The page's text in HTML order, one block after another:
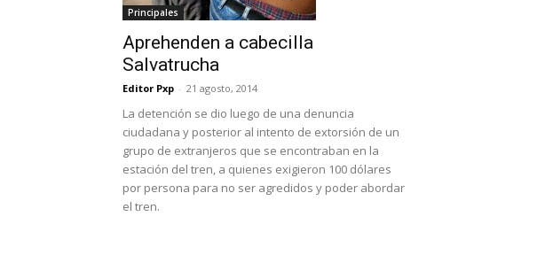
Principales
Aprehenden a cabecilla
Salvatrucha
Editor Pxp - 21 agosto, 2014
La detención se dio luego de una denuncia
ciudadana y posterior al intento de extorsión de un
grupo de extranjeros que se encontraban en la
estación del tren, a quienes exigieron 100 dólares
por persona para no ser agredidos y poder abordar
el tren.